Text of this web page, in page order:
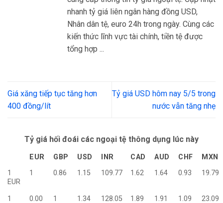
nhanh tỷ giá liên ngân hàng đồng USD,
Nhân dân tệ, euro 24h trong ngày. Cùng các
kiến thức lĩnh vực tài chính, tiền tệ được
tổng hợp ...
Giá xăng tiếp tục tăng hơn
400 đồng/lít
Tỷ giá USD hôm nay 5/5 trong
nước vẫn tăng nhẹ
Tỷ giá hối đoái các ngoại tệ thông dụng lúc này
EUR GBP USD INR CAD AUD CHF
MXN
1
EUR
1 0.86 1.15 109.77 1.62 1.64 0.93 19.79
1 0.00 1 1.34 128.05 1.89 1.91 1.09 23.09